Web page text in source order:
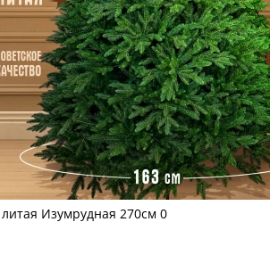
литая Изумрудная 270см 0